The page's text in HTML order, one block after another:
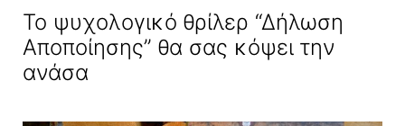
Το ψυχολογικό θρίλερ “Δήλωση
Αποποίησης” θα σας κόψει την
ανάσα